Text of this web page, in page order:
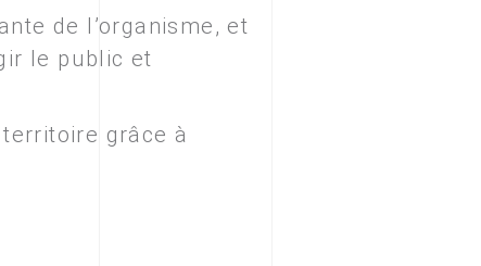
de l’organisme, et
le public et
grâce à